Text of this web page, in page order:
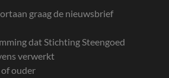
graag de nieuwsbrief
dat Stichting Steengoed
verwerkt
of ouder